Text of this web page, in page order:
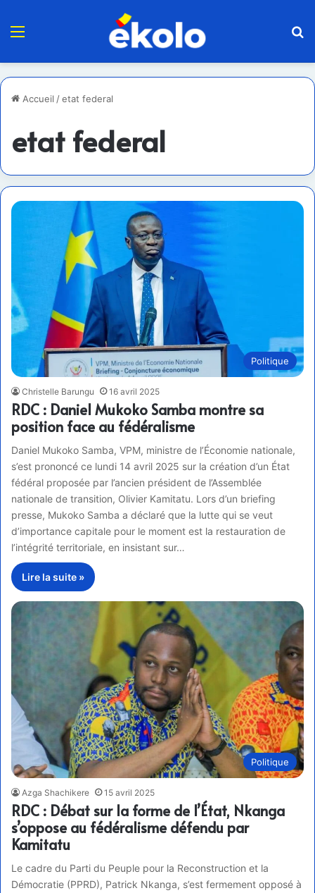
Menu
Accueil /etat federal
etat federal
Politique
Christelle Barungu 16 avril 2025
RDC : Daniel Mukoko Samba montre sa
position face au fédéralisme
Daniel Mukoko Samba, VPM, ministre de l’Économie nationale,
s’est prononcé ce lundi 14 avril 2025 sur la création d’un État
fédéral proposée par l’ancien président de l’Assemblée
nationale de transition, Olivier Kamitatu. Lors d’un briefing
presse, Mukoko Samba a déclaré que la lutte qui se veut
d’importance capitale pour le moment est la restauration de
l’intégrité territoriale, en insistant sur…
Lire la suite »
Politique
Azga Shachikere 15 avril 2025
RDC : Débat sur la forme de l’État, Nkanga
s’oppose au fédéralisme défendu par
Kamitatu
Le cadre du Parti du Peuple pour la Reconstruction et la
Démocratie (PPRD), Patrick Nkanga, s’est fermement opposé à